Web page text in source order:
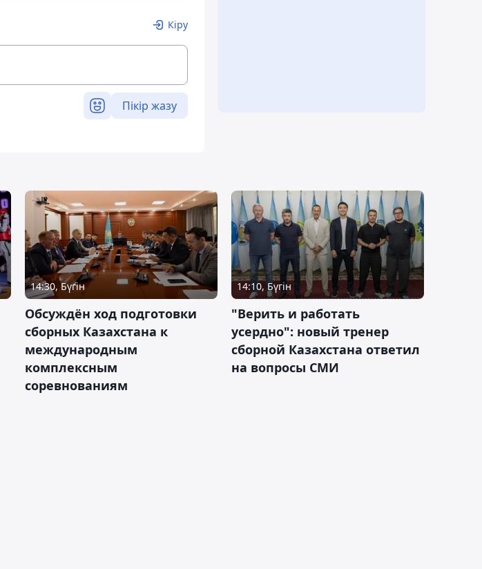
Кіру
Пікір жазу
14:30, Бүгін
Обсуждён ход подготовки
сборных Казахстана к
международным
комплексным
соревнованиям
14:10, Бүгін
"Верить и работать
усердно": новый тренер
сборной Казахстана ответил
на вопросы СМИ